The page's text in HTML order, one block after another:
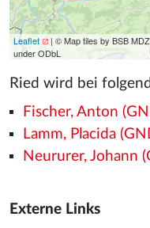
Leaflet
| © Map tiles by BSB
under ODbL
Ried wird bei
Fischer, Anton
Lamm, Placida
Neururer, Johann
Externe Links